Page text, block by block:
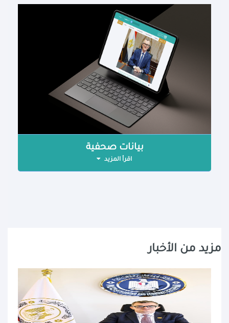
بيانات صحفية
اقرأ المزيد
مزيد من الأخبار